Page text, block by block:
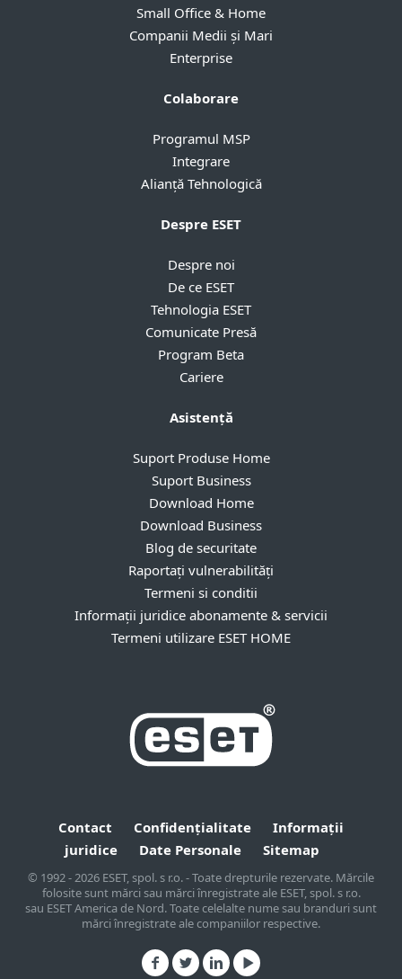
Small Office & Home
Companii Medii și Mari
Enterprise
Colaborare
Programul MSP
Integrare
Alianță Tehnologică
Despre ESET
Despre noi
De ce ESET
Tehnologia ESET
Comunicate Presă
Program Beta
Cariere
Asistență
Suport Produse Home
Suport Business
Download Home
Download Business
Blog de securitate
Raportați vulnerabilități
Termeni si conditii
Informații juridice abonamente & servicii
Termeni utilizare ESET HOME
Contact Confidențialitate
Informații
juridice
Date Personale Sitemap
© 1992 - 2026 ESET, spol. s r.o. - Toate drepturile rezervate. Mărcile
folosite sunt mărci sau mărci înregistrate ale ESET, spol. s r.o.
sau ESET America de Nord. Toate celelalte nume sau branduri sunt
mărci înregistrate ale companiilor respective.